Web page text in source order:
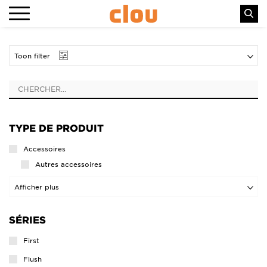
Toon filter
TYPE DE PRODUIT
Accessoires
Autres accessoires
Patères
Porte-balais
Porte-rouleaux
Afficher plus
SÉRIES
First
Flush